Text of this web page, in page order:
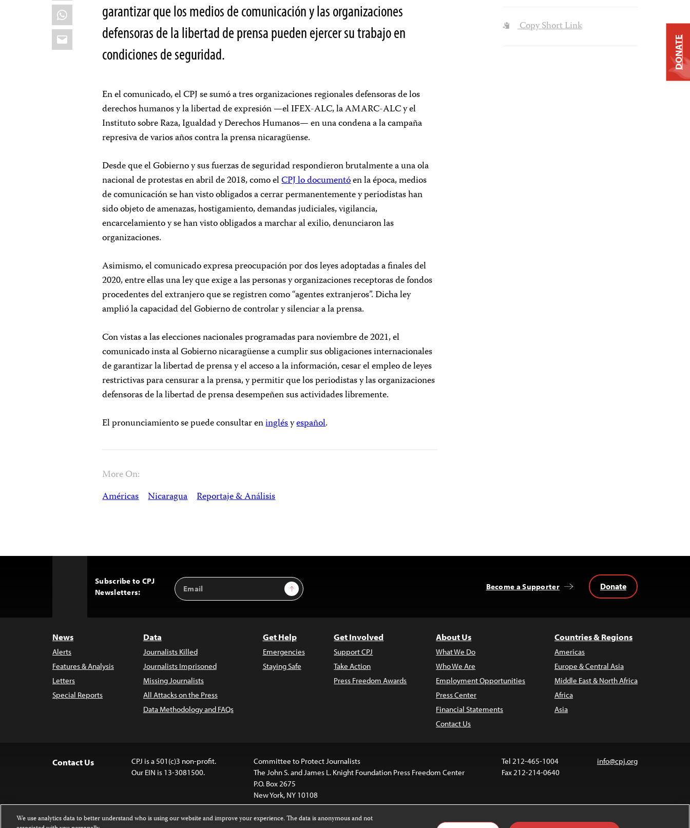
WhatsApp
Email
garantizar que los medios de comunicación y las organizaciones
defensoras de la libertad de prensa pueden ejercer su trabajo en
condiciones de seguridad.
En el comunicado, el CPJ se sumó a tres organizaciones regionales defensoras de los
derechos humanos y la libertad de expresión —el IFEX-ALC, la AMARC-ALC y el
Instituto sobre Raza, Igualdad y Derechos Humanos— en una condena a la campaña
represiva de varios años contra la prensa nicaragüense.
Desde que el Gobierno y sus fuerzas de seguridad respondieron brutalmente a una ola
nacional de protestas en abril de 2018, como elCPJ lo documentóen la época, medios
de comunicación se han visto obligados a cerrar permanentemente y periodistas han
sido objeto de amenazas, hostigamiento, demandas judiciales, vigilancia,
encarcelamiento y se han visto obligados a marchar al exilio, denunciaron las
organizaciones.
Asimismo, el comunicado expresa preocupación por dos leyes adoptadas a finales del
2020, entre ellas una ley que exige a las personas y organizaciones receptoras de fondos
procedentes del extranjero que se registren como “agentes extranjeros”. Dicha ley
amplió la capacidad del Gobierno de controlar y silenciar a la prensa.
Con vistas a las elecciones nacionales programadas para noviembre de 2021, el
comunicado insta al Gobierno nicaragüense a cumplir sus obligaciones internacionales
de garantizar la libertad de prensa y el acceso a la información, cesar el empleo de leyes
restrictivas para censurar a la prensa, y permitir que los periodistas y las organizaciones
defensoras de la libertad de prensa desempeñen sus actividades libremente.
El pronunciamiento se puede consultar eninglésyespañol.
More On:
Américas Nicaragua Reportaje & Análisis
Copy Short Link
Subscribe to CPJ
Newsletters:
Email
Address
Sign Up Become a Supporter Donate
News
Alerts
Features & Analysis
Letters
Special Reports
Data
Journalists Killed
Journalists Imprisoned
Missing Journalists
All Attacks on the Press
Data Methodology and FAQs
Get Help
Emergencies
Staying Safe
Get Involved
Support CPJ
Take Action
Press Freedom Awards
About Us
What We Do
Who We Are
Employment Opportunities
Press Center
Financial Statements
Contact Us
Countries & Regions
Americas
Europe & Central Asia
Middle East & North Africa
Africa
Asia
Contact Us
CPJ is a 501(c)3 non-profit.
Our EIN is 13-3081500.
Committee to Protect Journalists
The John S. and James L. Knight Foundation Press Freedom Center
P.O. Box 2675
New York, NY 10108
Tel 212-465-1004
Fax 212-214-0640
info@cpj.org
DONATE
We use analytics data to better understand who is using our website and improve your experience. The data is anonymous and not